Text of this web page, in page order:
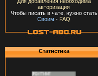
авторизация
Чтобы писать в чате, нужно стать
Своим - FAQ
Статистика